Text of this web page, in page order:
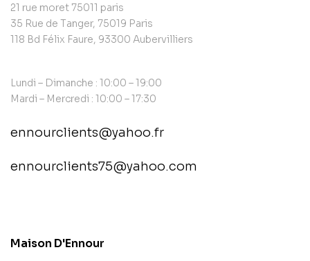
21 rue moret 75011 paris
35 Rue de Tanger, 75019 Paris
118 Bd Félix Faure, 93300 Aubervilliers
Lundi – Dimanche : 10:00 – 19:00
Mardi – Mercredi : 10:00 – 17:30
ennourclients@yahoo.fr
ennourclients75@yahoo.com
Maison D'Ennour